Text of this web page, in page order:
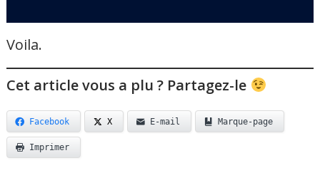
Voila.
Cet article vous a plu ? Partagez-le
Facebook X E-mail Marque-page
Imprimer